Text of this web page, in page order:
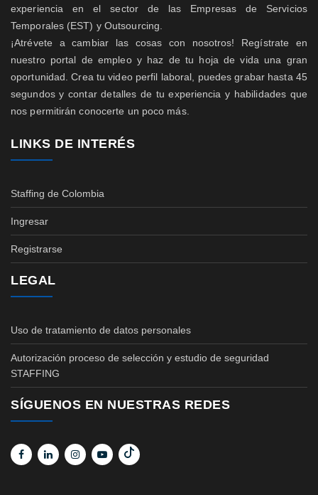
experiencia en el sector de las Empresas de Servicios
Temporales (EST) y Outsourcing.
¡Atrévete a cambiar las cosas con nosotros! Regístrate en
nuestro portal de empleo y haz de tu hoja de vida una gran
oportunidad. Crea tu video perfil laboral, puedes grabar hasta 45
segundos y contar detalles de tu experiencia y habilidades que
nos permitirán conocerte un poco más.
LINKS DE INTERÉS
Staffing de Colombia
Ingresar
Registrarse
LEGAL
Uso de tratamiento de datos personales
Autorización proceso de selección y estudio de seguridad
STAFFING
SÍGUENOS EN NUESTRAS REDES